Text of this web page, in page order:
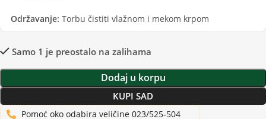
Održavanje: Torbu čistiti vlažnom i mekom krpom
Samo 1 je preostalo na zalihama
Dodaj u korpu
KUPI SAD
Pomoć oko odabira veličine 023/525-504